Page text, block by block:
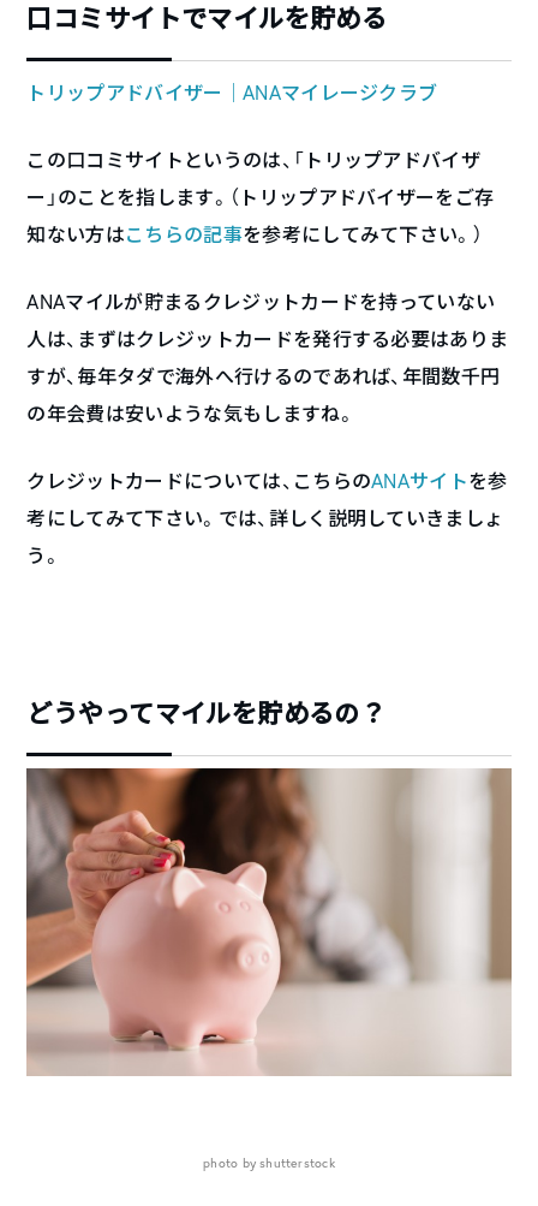
口コミサイトでマイルを貯める
トリップアドバイザー│ANAマイレージクラブ
この口コミサイトというのは、「トリップアドバイザ
ー」のことを指します。（トリップアドバイザーをご存
知ない方はこちらの記事を参考にしてみて下さい。）
ANAマイルが貯まるクレジットカードを持っていない
人は、まずはクレジットカードを発行する必要はありま
すが、毎年タダで海外へ行けるのであれば、年間数千円
の年会費は安いような気もしますね。
クレジットカードについては、こちらのANAサイトを参
考にしてみて下さい。では、詳しく説明していきましょ
う。
どうやってマイルを貯めるの？
photo by shutterstock